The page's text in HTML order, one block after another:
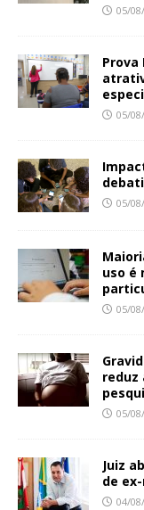
05/
Prova
05/
05/
uso é
05/
reduz
05/
Juiz
de
04/